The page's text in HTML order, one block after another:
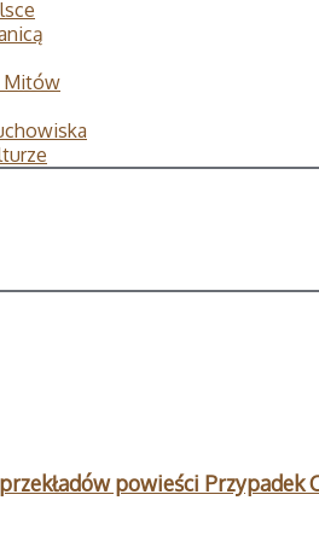
Mitów
powieści Przypadek